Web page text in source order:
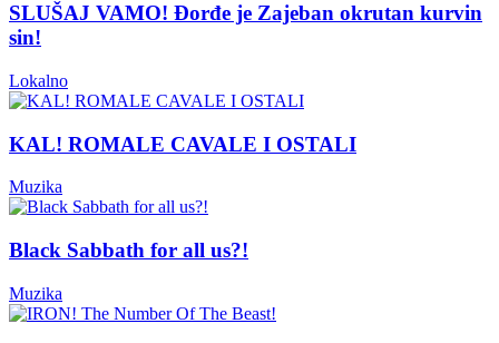
SLUŠAJ VAMO! Đorđe je Zajeban okrutan kurvin
sin!
Lokalno
KAL! ROMALE CAVALE I OSTALI
Muzika
Black Sabbath for all us?!
Muzika